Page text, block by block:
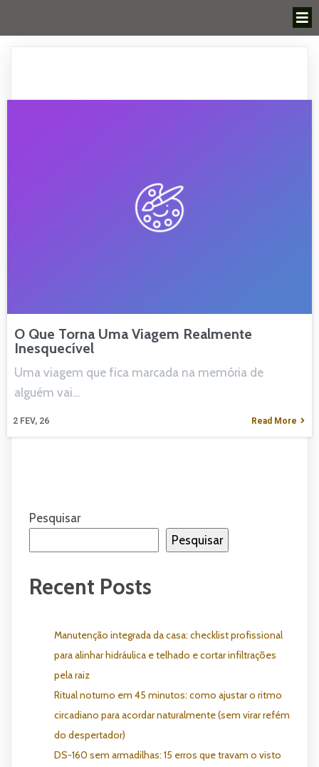
O Que Torna Uma Viagem Realmente
Inesquecível
2 FEV, 26
Uma viagem que fica marcada na memória de
alguém vai…
Read More
Pesquisar
Pesquisar
Recent Posts
Manutenção integrada da casa: checklist profissional
para alinhar hidráulica e telhado e cortar infiltrações
pela raiz
Ritual noturno em 45 minutos: como ajustar o ritmo
circadiano para acordar naturalmente (sem virar refém
do despertador)
DS-160 sem armadilhas: 15 erros que travam o visto